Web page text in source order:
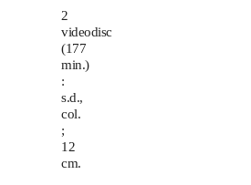
2
videodisc
(177
min.)
:
s.d.,
col.
;
12
cm.